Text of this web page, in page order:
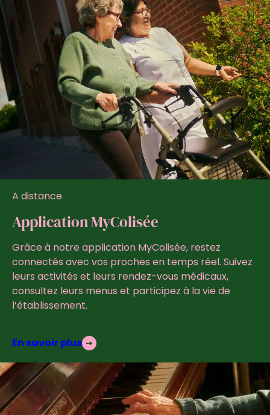
A distance
Application MyColisée
Grâce à notre application MyColisée, restez
connectés avec vos proches en temps réel. Suivez
leurs activités et leurs rendez-vous médicaux,
consultez leurs menus et participez à la vie de
l’établissement.
En savoir plus